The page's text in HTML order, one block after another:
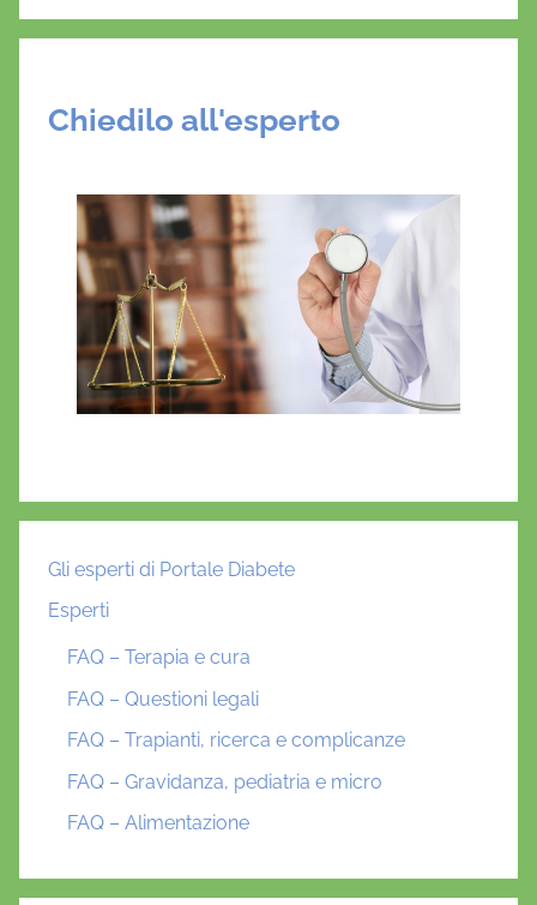
Chiedilo all'esperto
Gli esperti di Portale Diabete
Esperti
FAQ – Terapia e cura
FAQ – Questioni legali
FAQ – Trapianti, ricerca e complicanze
FAQ – Gravidanza, pediatria e micro
FAQ – Alimentazione